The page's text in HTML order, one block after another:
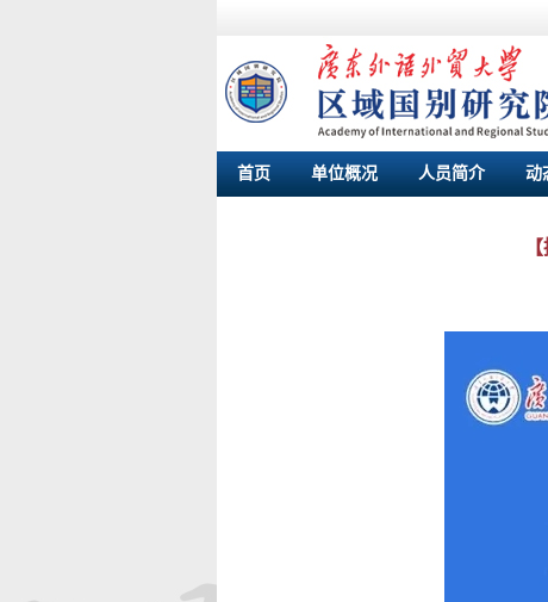
首页 单位概况 人员简介 动